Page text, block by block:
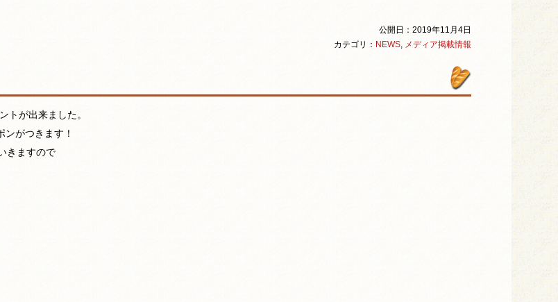
公開日：2019年11月4日
カテゴリ： NEWS メディア掲載情報
トが出来ました。
がつきます！
きますので